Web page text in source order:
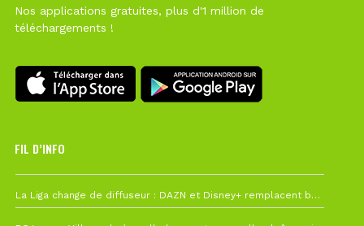
Nos applications gratuites, plus d'1 million de
téléchargements !
FIL D’INFO
La Liga change de diffuseur : DAZN et Disney+ remplacent beIN Sports !